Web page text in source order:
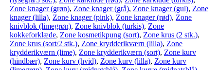
Zone knager (grøn), Zone knager (grå), Zone knager (gul), Zone
knager (lilla), Zone knager (pink), Zone knager (rød), Zone
knivblok (limegrøn), Zone knivblok (turkis), Zone
kokkeforklæde, Zone kosmetikpung (sort), Zone krus (2 stk.),
Zone krus (sort/2 stk.), Zone krydderikværn (lilla), Zone
krydderikværn (lime), Zone krydderikværn (sort), Zone kurv
(hindbær), Zone kurv (hvid), Zone kurv (lilla), Zone kurv